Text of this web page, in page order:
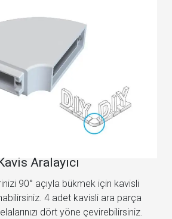
Aralayıcı
90° açıyla bükmek için kavisli
4 adet kavisli ara parça
dört yöne çevirebilirsiniz.